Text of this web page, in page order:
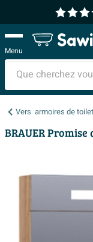
Menu
Vers armoires de